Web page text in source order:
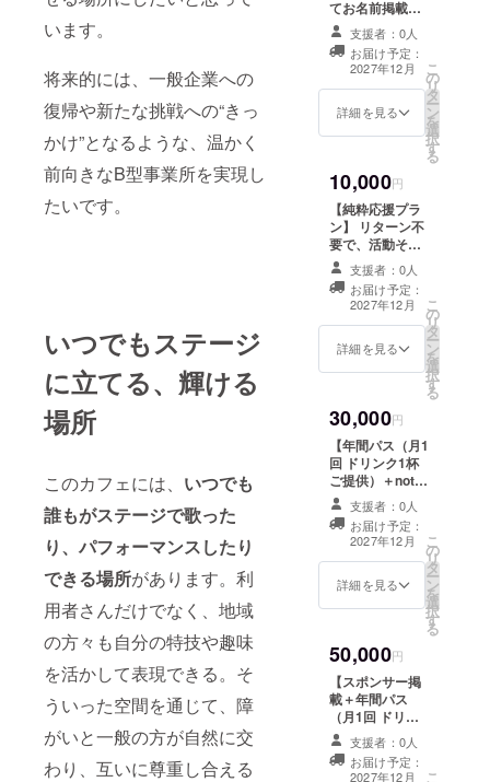
います。
将来的には、一般企業への
復帰や新たな挑戦への“きっ
かけ”となるような、温かく
前向きなB型事業所を実現し
たいです。
いつでもステージ
に立てる、輝ける
場所
このカフェには、 いつでも
誰もがステージで歌った
り、パフォーマンスしたり
できる場所があります。利
用者さんだけでなく、地域
の方々も自分の特技や趣味
を活かして表現できる。そ
ういった空間を通じて、障
がいと一般の方が自然に交
わり、互いに尊重し合える
わる中で、
現在の就労
継続支援B型
の在り方に
疑問を持つ
ようになる
利用者さん
が輝ける場
所を作りた
い」という
思いから、
理想の就労
継続支援B型
を作りたい
と考えるよ
・現在は就
労継続支援B
型で働きな
がら、配信
活動や音楽
活動を少し
ずつ再開
し、自分ら
しく表現で
くりを目指
している
有効期限：オー
プン日より1年間
利用可能回数：1
回 ご利用方法：
ご来店時に支援
ださい 交通費等
は支援者様のご
ついて 掲載場
所：活動報告用
note 掲載期間：
開業後1年間を予
定 掲載方法：文
字のみ 注意事
項：支援時、備
考欄に掲載を希
望されるお名前
をご記入くださ
い
てお名前掲載】
開業前のプレ
オープンへご招
待させていただ
きます。 どんな
事業所・カフェ
空間が完成した
んでいただけた
ら嬉しいです。
また、感謝の気
持ちを込めて、
活動報告用note
に支援者様のお
名前を掲載させ
ていただきま
す。 ・開催時
期：開業前後を
予定 ・開催場
所：千葉県市原
店内見学、交
流、カフェ体験
など ・支援者様
の交通費・滞在
費等は各自ご負
担ください ・詳
細はプロジェク
ト終了後、メッ
セージ機能にて
ご連絡いたしま
す ・お名前掲載
について 掲載場
開業後1年間を予
定 掲載方法：文
字のみ 注意事
項：支援時、備
考欄に掲載を希
望されるお名前
をご記入くださ
支援者：0人
お届け予定：
2027年12月
詳細を見る
こ
の
リ
タ
ー
ン
を
選
択
す
る
10,000円
【純粋応援プラ
ン】 リターン不
要で、活動その
ものを応援して
くださる方向け
のプランです。
いただいたご支
援は、事業所立
ち上げ準備費・
だきます。 ご支
援いただいた感
謝の気持ちを込
めて、お礼の
メッセージを
CAMPFIREメッ
セージ機能にて
お送りいたしま
す。 また、活動
報告を通じて、
開業までの歩み
をお届けできた
支援者：0人
お届け予定：
2027年12月
詳細を見る
こ
の
リ
タ
ー
ン
を
選
択
す
る
30,000円
【年間パス（月1
回 ドリンク1杯
ご提供）＋note
にてお名前掲
載】 オープン
後、月1回ご利用
いただける「ド
リンク1杯ご提
供」の年間パス
活動を継続的に
応援していただ
けたら嬉しいで
す。 また、感謝
の気持ちを込め
て、活動報告用
noteに支援者様
のお名前を掲載
支援者：0人
お届け予定：
2027年12月
詳細を見る
こ
の
リ
タ
ー
ン
を
選
択
す
る
50,000円
【スポンサー掲
載＋年間パス
（月1回 ドリン
ク1杯＋フード1
品ご提供）】 感
謝の気持ちを込
支援者：0人
お届け予定：
2027年12月
こ